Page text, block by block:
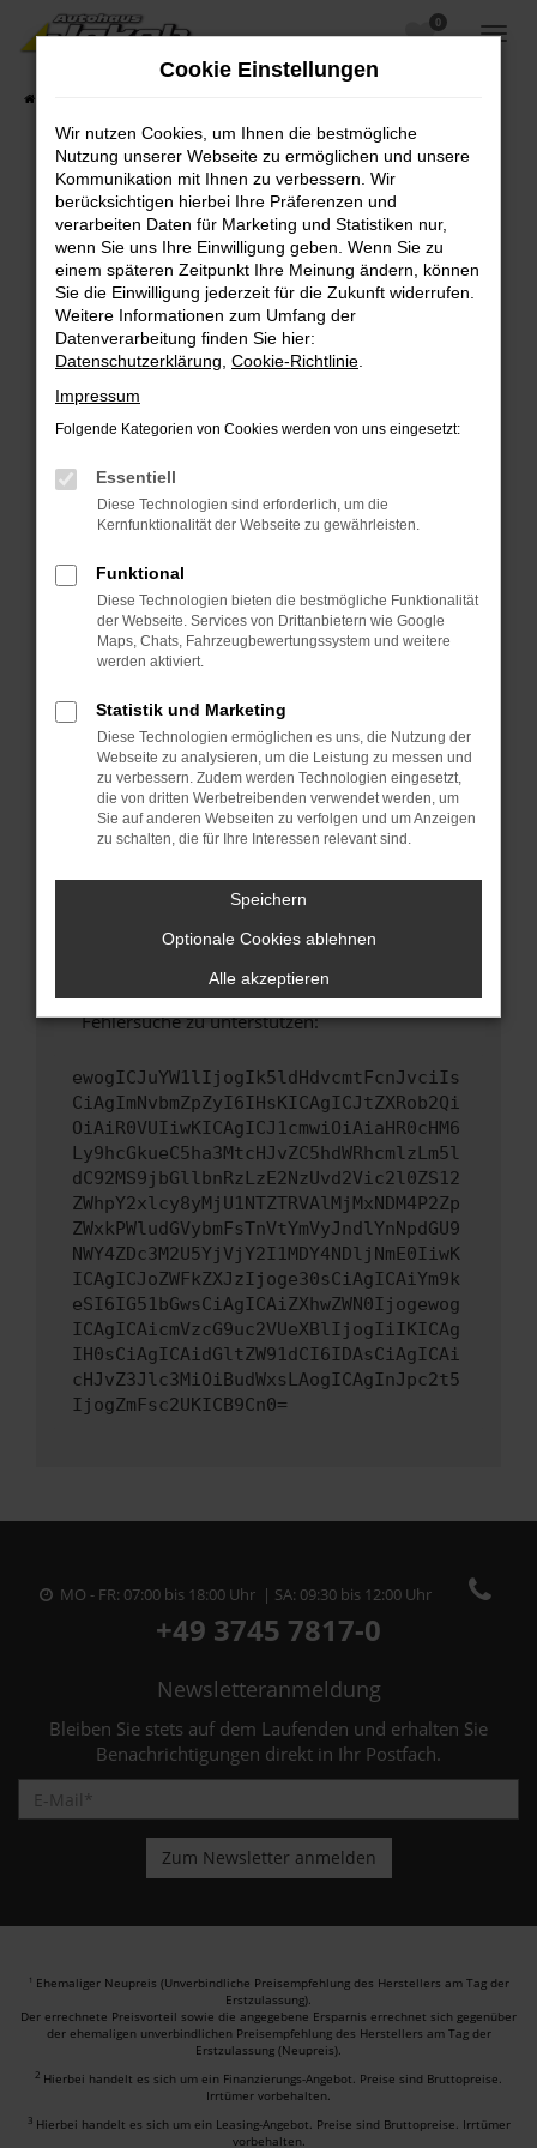
Zum
Hauptinhalt
0
Fehler: Network Error
Beim Laden ist ein Fehler aufgetreten.
Hier sind ein paar Tipps, die dir helfen können:
Überprüfe deine Firewall und deine
Internetverbindung.
Laden andere Webseiten, zum Beispiel deine
Suchmaschine?
Prüfe deine Browsererweiterungen.
Manche Erweiterungen, wie Werbeblocker,
können das Laden bestimmter Seiten
verhindern. Funktioniert die Seite in einem
Fenster?
Starte dein Gerät neu.
Das kann manchmal helfen, vorübergehende
Probleme zu beheben.
Betriebssystem auf dem neuesten Stand
sind.
Veraltete Software birgt nicht nur ein
Sicherheitsrisiko, sondern kann auch dazu
führen, dass bestimmte Funktionen nicht mehr
unterstützt werden.
Wende dich an den Webseitenbetreiber.
Wenn du alle oben genannten Schritte versucht
hast, kontaktiere uns bitte. Wir werden
versuchen, das Problem zu beheben. Du kannst
uns diesen Text schicken, um uns bei der
Fehlersuche zu unterstützen:
ewogICJuYW1lIjogIk5ldHdvcmtFcnJvciIs
CiAgImNvbmZpZyI6IHsKICAgICJtZXRob2Qi
OiAiR0VUIiwKICAgICJ1cmwiOiAiaHR0cHM6
Ly9hcGkueC5ha3MtcHJvZC5hdWRhcmlzLm5l
dC92MS9jbGllbnRzLzE2NzUvd2Vic2l0ZS12
ZWhpY2xlcy8yMjU1NTZTRVAlMjMxNDM4P2Zp
ZWxkPWludGVybmFsTnVtYmVyJndlYnNpdGU9
NWY4ZDc3M2U5YjVjY2I1MDY4NDljNmE0IiwK
ICAgICJoZWFkZXJzIjoge30sCiAgICAiYm9k
eSI6IG51bGwsCiAgICAiZXhwZWN0Ijogewog
ICAgICAicmVzcG9uc2VUeXBlIjogIiIKICAg
IH0sCiAgICAidGltZW91dCI6IDAsCiAgICAi
cHJvZ3Jlc3MiOiBudWxsLAogICAgInJpc2t5
IjogZmFsc2UKICB9Cn0=
MO - FR: 07:00 bis 18:00 Uhr | SA: 09:30 bis 12:00 Uhr
+49 3745 7817-0
Newsletteranmeldung
Bleiben Sie stets auf dem Laufenden und erhalten Sie
Benachrichtigungen direkt in Ihr Postfach.
1 Ehemaliger Neupreis (Unverbindliche Preisempfehlung des Herstellers am Tag der
Erstzulassung).
Der errechnete Preisvorteil sowie die angegebene Ersparnis errechnet sich gegenüber
der ehemaligen unverbindlichen Preisempfehlung des Herstellers am Tag der
Erstzulassung (Neupreis).
2 Hierbei handelt es sich um ein Finanzierungs-Angebot. Preise sind Bruttopreise.
Irrtümer vorbehalten.
3 Hierbei handelt es sich um ein Leasing-Angebot. Preise sind Bruttopreise. Irrtümer
vorbehalten.
Cookie Einstellungen
Wir nutzen Cookies, um Ihnen die bestmögliche
Nutzung unserer Webseite zu ermöglichen und unsere
Kommunikation mit Ihnen zu verbessern. Wir
berücksichtigen hierbei Ihre Präferenzen und
verarbeiten Daten für Marketing und Statistiken nur,
wenn Sie uns Ihre Einwilligung geben. Wenn Sie zu
einem späteren Zeitpunkt Ihre Meinung ändern, können
Sie die Einwilligung jederzeit für die Zukunft widerrufen.
Weitere Informationen zum Umfang der
Datenverarbeitung finden Sie hier:
Datenschutzerklärung Cookie-Richtlinie
Impressum
Folgende Kategorien von Cookies werden von uns eingesetzt:
Essentiell
Diese Technologien sind erforderlich, um die
Kernfunktionalität der Webseite zu gewährleisten.
Funktional
Diese Technologien bieten die bestmögliche Funktionalität
der Webseite. Services von Drittanbietern wie Google
Maps, Chats, Fahrzeugbewertungssystem und weitere
werden aktiviert.
Statistik und Marketing
Diese Technologien ermöglichen es uns, die Nutzung der
Webseite zu analysieren, um die Leistung zu messen und
zu verbessern. Zudem werden Technologien eingesetzt,
die von dritten Werbetreibenden verwendet werden, um
Sie auf anderen Webseiten zu verfolgen und um Anzeigen
zu schalten, die für Ihre Interessen relevant sind.
Speichern
Optionale Cookies ablehnen
Alle akzeptieren